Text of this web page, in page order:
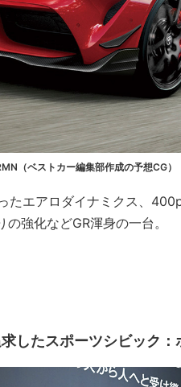
（ベストカー編集部作成の予想CG）
たエアロダイナミクス、
強化などGR渾身の一台。
したスポーツシビック：